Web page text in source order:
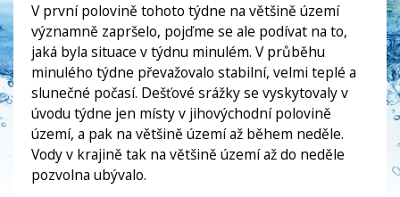
V první polovině tohoto týdne na většině území
významně zapršelo, pojďme se ale podívat na to,
jaká byla situace v týdnu minulém. V průběhu
minulého týdne převažovalo stabilní, velmi teplé a
slunečné počasí. Dešťové srážky se vyskytovaly v
úvodu týdne jen místy v jihovýchodní polovině
území, a pak na většině území až během neděle.
Vody v krajině tak na většině území až do neděle
pozvolna ubývalo.